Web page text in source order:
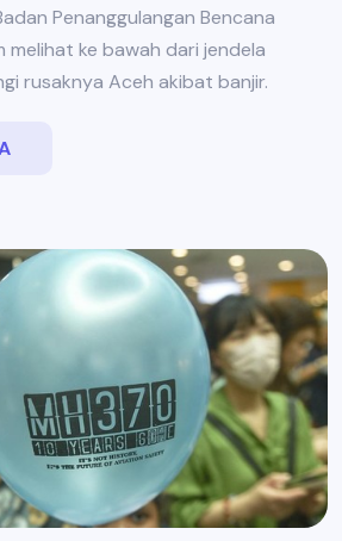
Penanggulangan Bencana
melihat ke bawah dari jendela
rusaknya Aceh akibat banjir.